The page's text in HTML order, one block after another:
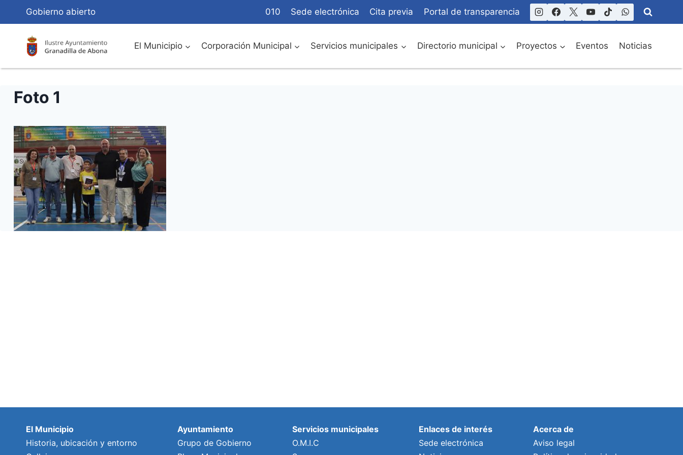
Contenido
Gobierno abierto 010 Sede electrónica Cita previa Portal de transparencia
El Municipio Corporación Municipal Servicios municipales Directorio municipal Proyectos Eventos Noticias
Foto 1
El Municipio
Historia, ubicación y entorno
Ayuntamiento
Grupo de Gobierno
Servicios municipales
O.M.I.C
Enlaces de interés
Sede electrónica
Acerca de
Aviso legal